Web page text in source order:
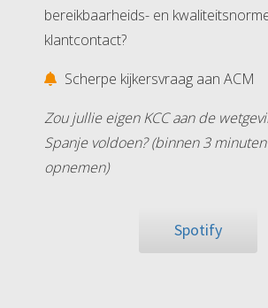
bereikbaarheids- en
klantcontact?
Scherpe kijkersvraag aan ACM
Zou jullie eigen KCC aan de
Spanje voldoen? (binnen 3
opnemen)
Spotify